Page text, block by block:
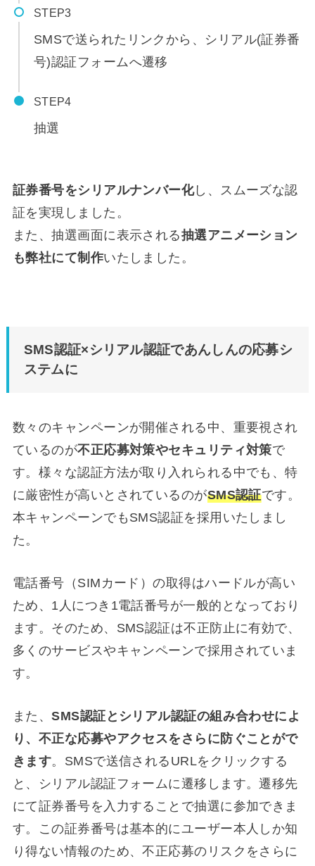
STEP
SMSで送られたリンクから、シリアル(証券番
号)認証フォームへ遷移
STEP
抽選
証券番号をシリアルナンバー化し、スムーズな認
証を実現しました。
また、抽選画面に表示される抽選アニメーション
も弊社にて制作いたしました。
SMS認証×シリアル認証であんしんの応募シ
ステムに
数々のキャンペーンが開催される中、重要視され
ているのが不正応募対策やセキュリティ対策で
す。様々な認証方法が取り入れられる中でも、特
に厳密性が高いとされているのがSMS認証です。
本キャンペーンでもSMS認証を採用いたしまし
た。
電話番号（SIMカード）の取得はハードルが高い
ため、1人につき1電話番号が一般的となっており
ます。そのため、SMS認証は不正防止に有効で、
多くのサービスやキャンペーンで採用されていま
す。
また、SMS認証とシリアル認証の組み合わせによ
り、不正な応募やアクセスをさらに防ぐことがで
きます。SMSで送信されるURLをクリックする
と、シリアル認証フォームに遷移します。遷移先
にて証券番号を入力することで抽選に参加できま
す。この証券番号は基本的にユーザー本人しか知
り得ない情報のため、不正応募のリスクをさらに